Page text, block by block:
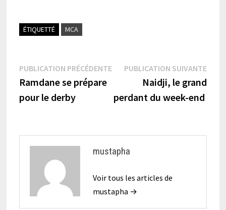
ÉTIQUETTÉ MCA
Navigation
de
l’article
PUBLICATION PRÉCÉDENTEPublication
précédente :
Ramdane se prépare
pour le derby
PUBLICATION SUIVANTE
Naidji, le grand
perdant du week-end
mustapha
Voir tous les articles de
mustapha →